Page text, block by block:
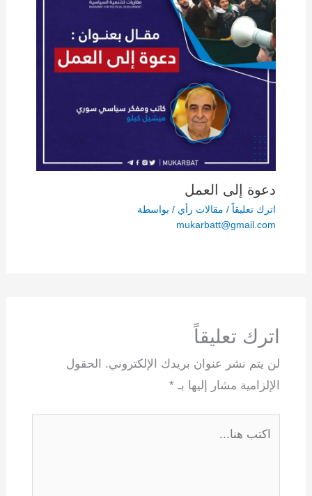
دعوة إلى العمل
اترك تعليقاً / مقالات رأي / بواسطة
mukarbatt@gmail.com
اترك تعليقاً
لن يتم نشر عنوان بريدك الإلكتروني.
الحقول
الإلزامية مشار إليها بـ *